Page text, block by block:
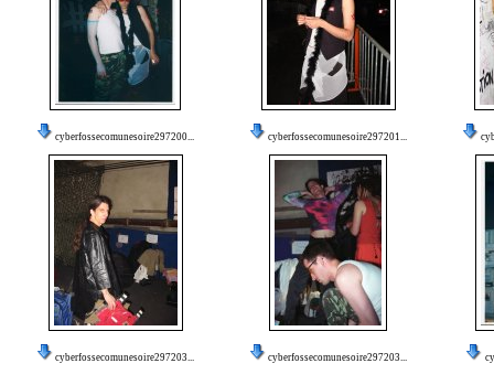
cyberfossecomunesoire297200... cyberfossecomunesoire297201...
cyberfossecomunesoire297203... cyberfossecomunesoire297203...